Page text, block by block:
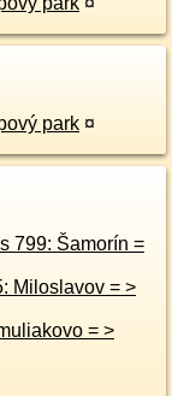
park ¤
799: Šamorín =
Miloslavov = >